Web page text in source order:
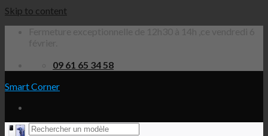
Skip to content
09 61 65 34 58
Smart Corner